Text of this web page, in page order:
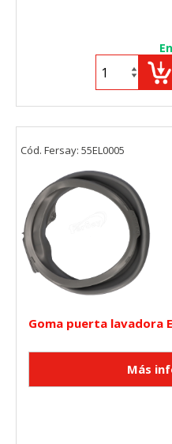
Goma puerta lavadora
Cód. Fersay: 55EL0005